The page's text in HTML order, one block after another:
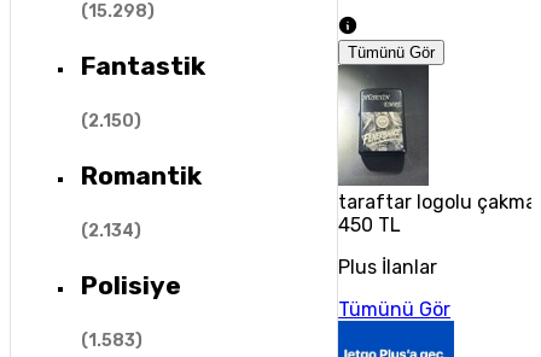
(15.298)
Fantastik
(2.150)
Romantik
(2.134)
Polisiye
(1.583)
Tümünü Gör
taraftar logolu
450 TL
Plus İlanlar
Tümünü Gör